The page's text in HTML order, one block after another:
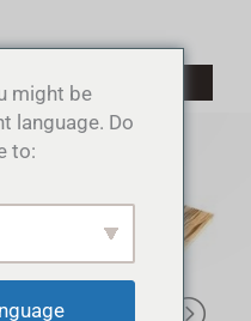
might be
language. Do
to: